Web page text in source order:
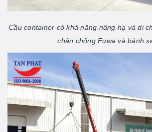
Cầu container có khả năng nâng hạ và di
chân chống Fuwa và bánh